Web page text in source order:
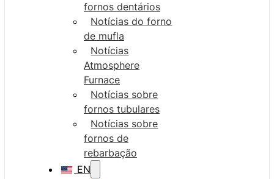
fornos dentários
Notícias do forno
de mufla
Notícias
Atmosphere
Furnace
Notícias sobre
fornos tubulares
Notícias sobre
fornos de
rebarbação
EN